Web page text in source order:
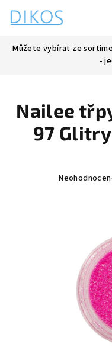
obsah
Můžete vybírat ze
-
Nailee
97
Průměrné
hvězdiček.